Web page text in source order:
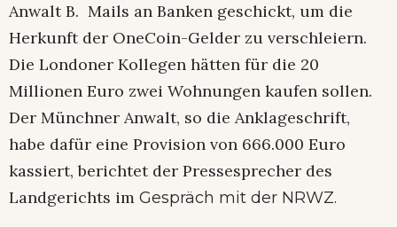
Anwalt B. Mails an Banken geschickt, um die
Herkunft der OneCoin-Gelder zu verschleiern.
Die Londoner Kollegen hätten für die 20
Millionen Euro zwei Wohnungen kaufen sollen.
Der Münchner Anwalt, so die Anklageschrift,
habe dafür eine Provision von 666.000 Euro
kassiert, berichtet der Pressesprecher des
Landgerichts im Gespräch mit der NRWZ.